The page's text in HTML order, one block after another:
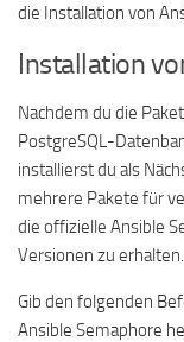
die Installation von
Installation
Nachdem du die
PostgreSQL-
installierst du als
mehrere Pakete für
die offizielle Ansible
Versionen zu erhalten.
Gib den folgenden
Ansible Semaphore